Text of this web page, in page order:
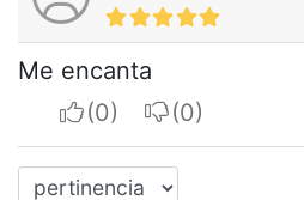
Me encanta
I apreciateI do not